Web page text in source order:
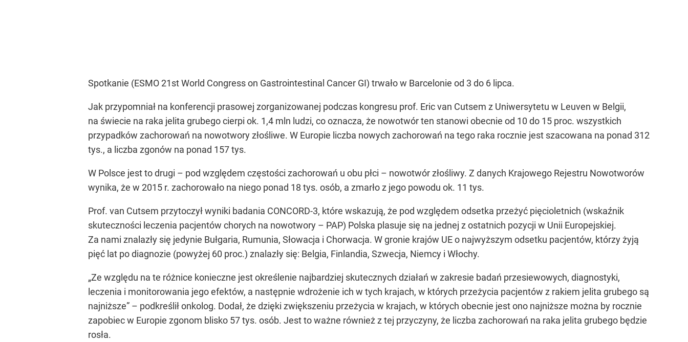
Spotkanie (ESMO 21st World Congress on Gastrointestinal Cancer GI) trwało w Barcelonie od 3 do 6 lipca.
Jak przypomniał na konferencji prasowej zorganizowanej podczas kongresu prof. Eric van Cutsem z Uniwersytetu w Leuven w Belgii,
na świecie na raka jelita grubego cierpi ok. 1,4 mln ludzi, co oznacza, że nowotwór ten stanowi obecnie od 10 do 15 proc. wszystkich
przypadków zachorowań na nowotwory złośliwe. W Europie liczba nowych zachorowań na tego raka rocznie jest szacowana na ponad 312
tys., a liczba zgonów na ponad 157 tys.
W Polsce jest to drugi – pod względem częstości zachorowań u obu płci – nowotwór złośliwy. Z danych Krajowego Rejestru Nowotworów
wynika, że w 2015 r. zachorowało na niego ponad 18 tys. osób, a zmarło z jego powodu ok. 11 tys.
Prof. van Cutsem przytoczył wyniki badania CONCORD-3, które wskazują, że pod względem odsetka przeżyć pięcioletnich (wskaźnik
skuteczności leczenia pacjentów chorych na nowotwory – PAP) Polska plasuje się na jednej z ostatnich pozycji w Unii Europejskiej.
Za nami znalazły się jedynie Bułgaria, Rumunia, Słowacja i Chorwacja. W gronie krajów UE o najwyższym odsetku pacjentów, którzy żyją
pięć lat po diagnozie (powyżej 60 proc.) znalazły się: Belgia, Finlandia, Szwecja, Niemcy i Włochy.
„Ze względu na te różnice konieczne jest określenie najbardziej skutecznych działań w zakresie badań przesiewowych, diagnostyki,
leczenia i monitorowania jego efektów, a następnie wdrożenie ich w tych krajach, w których przeżycia pacjentów z rakiem jelita grubego są
najniższe” – podkreślił onkolog. Dodał, że dzięki zwiększeniu przeżycia w krajach, w których obecnie jest ono najniższe można by rocznie
zapobiec w Europie zgonom blisko 57 tys. osób. Jest to ważne również z tej przyczyny, że liczba zachorowań na raka jelita grubego będzie
rosła.